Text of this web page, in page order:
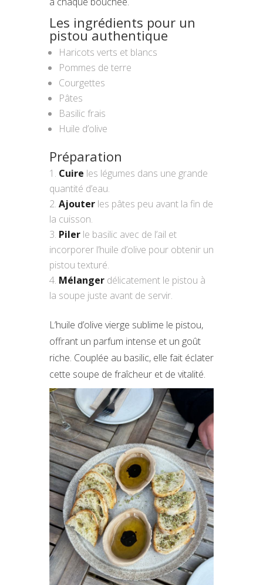
Les ingrédients pour un
pistou authentique
Haricots verts et blancs
Pommes de terre
Courgettes
Pâtes
Basilic frais
Huile d’olive
Préparation
Cuire les légumes dans une grande
quantité d’eau.
Ajouter les pâtes peu avant la fin de
la cuisson.
Piler le basilic avec de l’ail et
incorporer l’huile d’olive pour obtenir un
pistou texturé.
Mélanger délicatement le pistou à
la soupe juste avant de servir.
L’huile d’olive vierge sublime le pistou,
offrant un parfum intense et un goût
riche. Couplée au basilic, elle fait éclater
cette soupe de fraîcheur et de vitalité.